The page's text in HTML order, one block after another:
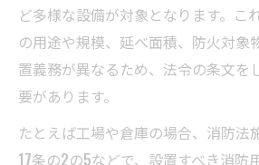
ど多様な設備が対象となります。こ
の用途や規模、延べ面積、防火対象
置義務が異なるため、法令の条文を
要があります。
たとえば工場や倉庫の場合、消防法
17条の2の5などで、設置すべき消防